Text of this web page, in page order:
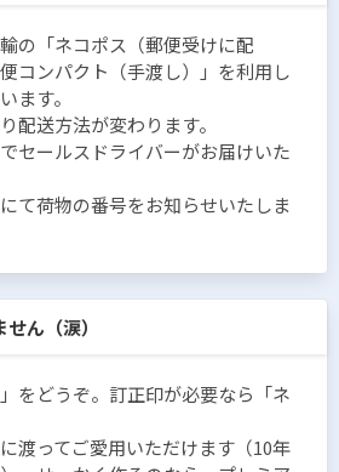
の「ネコポス（郵便受けに配
コンパクト（手渡し）」を利用し
ます。
配送方法が変わります。
セールスドライバーがお届けいた
て荷物の番号をお知らせいたしま
ん（涙）
をどうぞ。訂正印が必要なら「ネ
渡ってご愛用いただけます（10年